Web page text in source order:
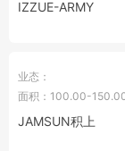
IZZUE-ARMY
业态：
面积：100.00-
JAMSUN积上